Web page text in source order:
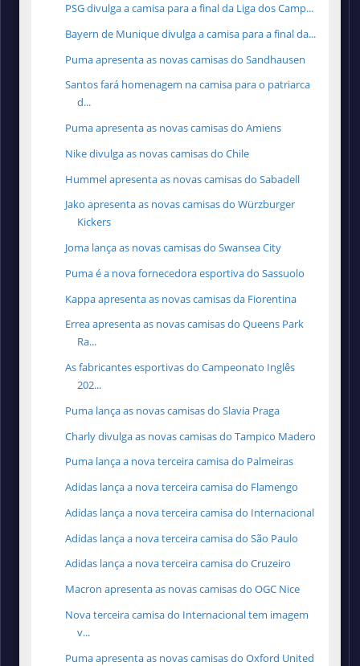
PSG divulga a camisa para a final da Liga dos Camp...
Bayern de Munique divulga a camisa para a final da...
Puma apresenta as novas camisas do Sandhausen
Santos fará homenagem na camisa para o patriarca
d...
Puma apresenta as novas camisas do Amiens
Nike divulga as novas camisas do Chile
Hummel apresenta as novas camisas do Sabadell
Jako apresenta as novas camisas do Würzburger
Kickers
Joma lança as novas camisas do Swansea City
Puma é a nova fornecedora esportiva do Sassuolo
Kappa apresenta as novas camisas da Fiorentina
Errea apresenta as novas camisas do Queens Park
Ra...
As fabricantes esportivas do Campeonato Inglês
202...
Puma lança as novas camisas do Slavia Praga
Charly divulga as novas camisas do Tampico Madero
Puma lança a nova terceira camisa do Palmeiras
Adidas lança a nova terceira camisa do Flamengo
Adidas lança a nova terceira camisa do Internacional
Adidas lança a nova terceira camisa do São Paulo
Adidas lança a nova terceira camisa do Cruzeiro
Macron apresenta as novas camisas do OGC Nice
Nova terceira camisa do Internacional tem imagem
v...
Puma apresenta as novas camisas do Oxford United